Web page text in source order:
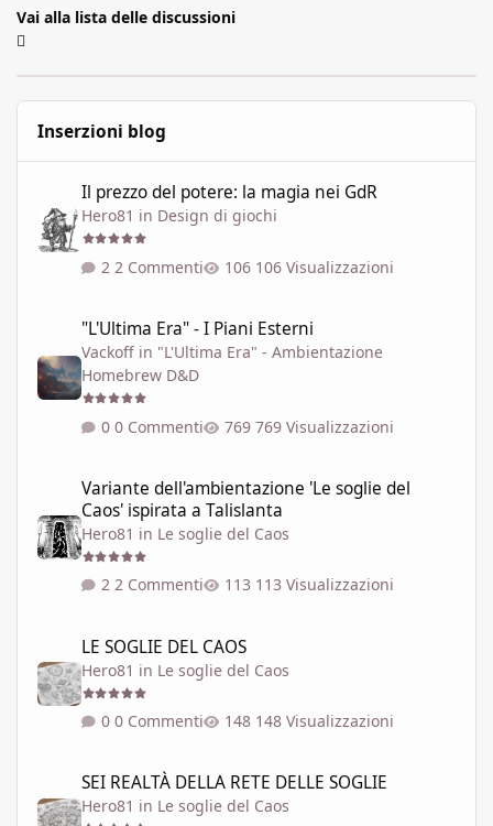
Vai alla lista delle discussioni
Inserzioni blog
Il prezzo del potere: la magia nei GdR
Hero81 in Design di giochi
2 Commenti 106 Visualizzazioni
"L'Ultima Era" - I Piani Esterni
Vackoff in "L'Ultima Era" - Ambientazione
Homebrew D&D
0 Commenti 769 Visualizzazioni
Variante dell'ambientazione 'Le soglie del
Caos' ispirata a Talislanta
Hero81 in Le soglie del Caos
2 Commenti 113 Visualizzazioni
LE SOGLIE DEL CAOS
Hero81 in Le soglie del Caos
0 Commenti 148 Visualizzazioni
SEI REALTÀ DELLA RETE DELLE SOGLIE
Hero81 in Le soglie del Caos